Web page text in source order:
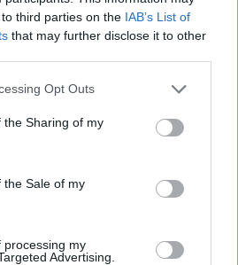
third parties on the IAB’s List of
that may further disclose it to other
Opt Outs
the Sharing of my
the Sale of my
processing my
Advertising.
dvorana)
jeune Karl Marx)
drama, 118 minut Režija: